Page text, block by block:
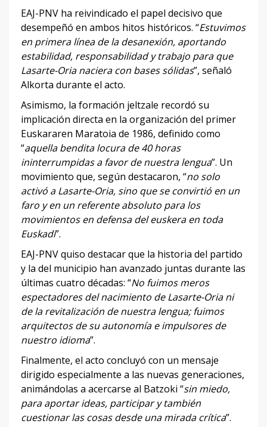
EAJ-PNV ha reivindicado el papel decisivo que
desempeñó en ambos hitos históricos. “Estuvimos
en primera línea de la desanexión, aportando
estabilidad, responsabilidad y trabajo para que
Lasarte-Oria naciera con bases sólidas”, señaló
Alkorta durante el acto.
Asimismo, la formación jeltzale recordó su
implicación directa en la organización del primer
Euskararen Maratoia de 1986, definido como
“aquella bendita locura de 40 horas
ininterrumpidas a favor de nuestra lengua”. Un
movimiento que, según destacaron, “no solo
activó a Lasarte-Oria, sino que se convirtió en un
faro y en un referente absoluto para los
movimientos en defensa del euskera en toda
Euskadi”.
EAJ-PNV quiso destacar que la historia del partido
y la del municipio han avanzado juntas durante las
últimas cuatro décadas: “No fuimos meros
espectadores del nacimiento de Lasarte-Oria ni
de la revitalización de nuestra lengua; fuimos
arquitectos de su autonomía e impulsores de
nuestro idioma”.
Finalmente, el acto concluyó con un mensaje
dirigido especialmente a las nuevas generaciones,
animándolas a acercarse al Batzoki “sin miedo,
para aportar ideas, participar y también
cuestionar las cosas desde una mirada crítica”.